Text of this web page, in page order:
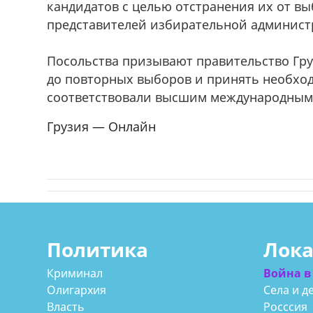
кандидатов с целью отстранения их от
представителей избирательной
Посольства призывают правительство
до повторных выборов и принять
соответствовали высшим
Грузия — Онлайн
Политика
Криминал
Олигархия
Власть
Война
Села и
Росссия